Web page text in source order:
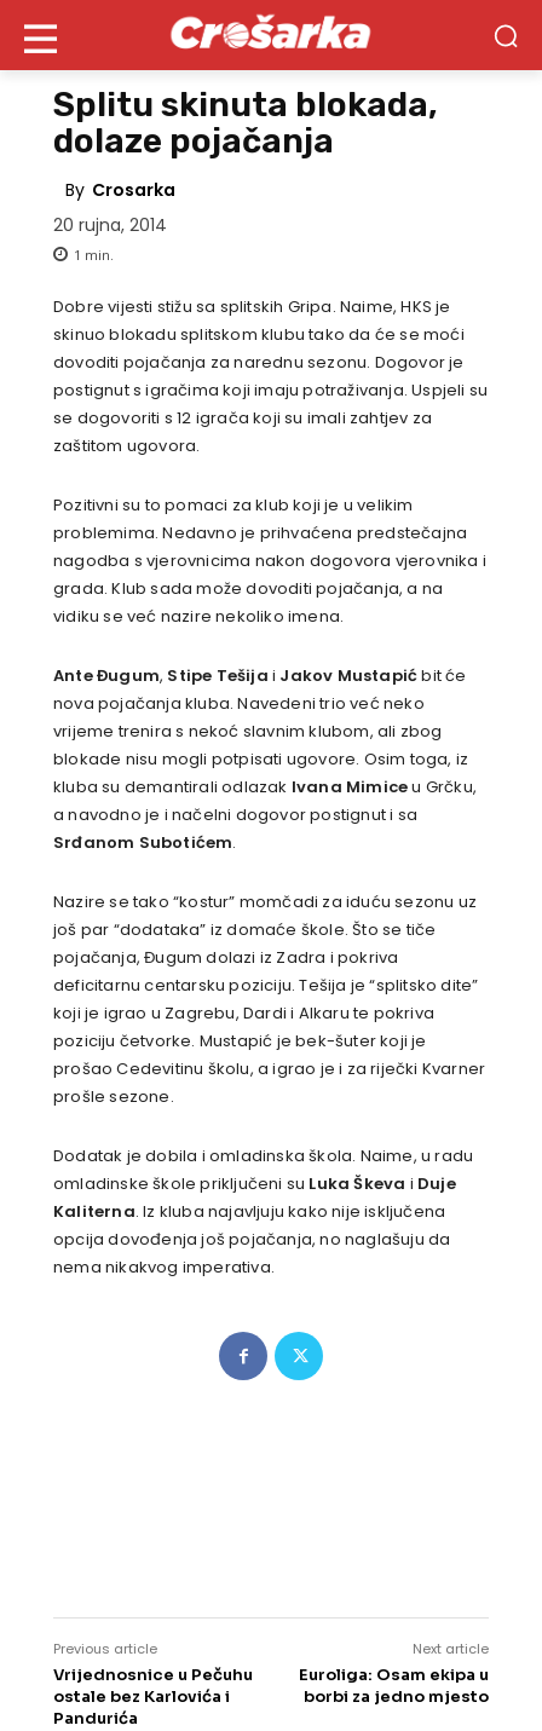
Splitu skinuta blokada,
dolaze pojačanja
By Crosarka
20 rujna, 2014
1 min.
Dobre vijesti stižu sa splitskih Gripa. Naime, HKS je
skinuo blokadu splitskom klubu tako da će se moći
dovoditi pojačanja za narednu sezonu. Dogovor je
postignut s igračima koji imaju potraživanja. Uspjeli su
se dogovoriti s 12 igrača koji su imali zahtjev za
zaštitom ugovora.
Pozitivni su to pomaci za klub koji je u velikim
problemima. Nedavno je prihvaćena predstečajna
nagodba s vjerovnicima nakon dogovora vjerovnika i
grada. Klub sada može dovoditi pojačanja, a na
vidiku se već nazire nekoliko imena.
Ante Đugum, Stipe Tešija i Jakov Mustapićbit će
nova pojačanja kluba. Navedeni trio već neko
vrijeme trenira s nekoć slavnim klubom, ali zbog
blokade nisu mogli potpisati ugovore. Osim toga, iz
kluba su demantirali odlazak Ivana Mimiceu Grčku,
a navodno je i načelni dogovor postignut i sa
Srđanom Subotićem.
Nazire se tako “kostur” momčadi za iduću sezonu uz
još par “dodataka” iz domaće škole. Što se tiče
pojačanja, Đugum dolazi iz Zadra i pokriva
deficitarnu centarsku poziciju. Tešija je “splitsko dite”
koji je igrao u Zagrebu, Dardi i Alkaru te pokriva
poziciju četvorke. Mustapić je bek-šuter koji je
prošao Cedevitinu školu, a igrao je i za riječki Kvarner
prošle sezone.
Dodatak je dobila i omladinska škola. Naime, u radu
omladinske škole priključeni su Luka Škeva i Duje
Kaliterna. Iz kluba najavljuju kako nije isključena
opcija dovođenja još pojačanja, no naglašuju da
nema nikakvog imperativa.
Previous article
Vrijednosnice u Pečuhu
ostale bez Karlovića i
Pandurića
Next article
Euroliga: Osam ekipa u
borbi za jedno mjesto